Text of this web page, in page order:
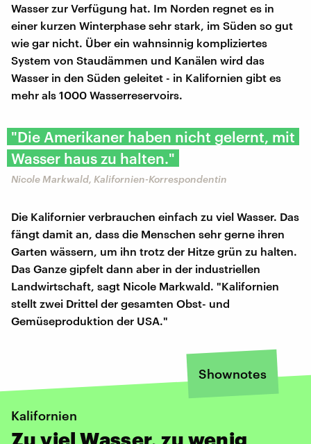
Wasser zur Verfügung hat. Im Norden regnet es in
einer kurzen Winterphase sehr stark, im Süden so gut
wie gar nicht. Über ein wahnsinnig kompliziertes
System von Staudämmen und Kanälen wird das
Wasser in den Süden geleitet - in Kalifornien gibt es
mehr als 1000 Wasserreservoirs.
"Die Amerikaner haben nicht gelernt, mit
Wasser haus zu halten."
Nicole Markwald, Kalifornien-Korrespondentin
Die Kalifornier verbrauchen einfach zu viel Wasser. Das
fängt damit an, dass die Menschen sehr gerne ihren
Garten wässern, um ihn trotz der Hitze grün zu halten.
Das Ganze gipfelt dann aber in der industriellen
Landwirtschaft, sagt Nicole Markwald. "Kalifornien
stellt zwei Drittel der gesamten Obst- und
Gemüseproduktion der USA."
Shownotes
Kalifornien
Zu viel Wasser, zu wenig